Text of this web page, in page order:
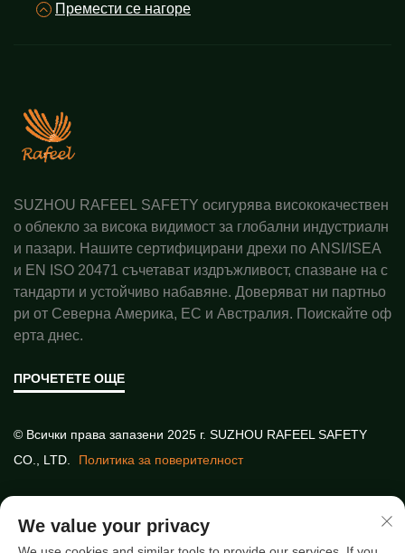
Премести се нагоре
SUZHOU RAFEEL SAFETY осигурява висококачествен
о облекло за висока видимост за глобални индустриалн
и пазари. Нашите сертифицирани дрехи по ANSI/ISEA
и EN ISO 20471 съчетават издръжливост, спазване на с
тандарти и устойчиво набавяне. Доверяват ни партньо
ри от Северна Америка, ЕС и Австралия. Поискайте оф
ерта днес.
ПРОЧЕТЕТЕ ОЩЕ
© Всички права запазени 2025 г. SUZHOU RAFEEL SAFETY
CO., LTD.
Политика за поверителност
We value your privacy